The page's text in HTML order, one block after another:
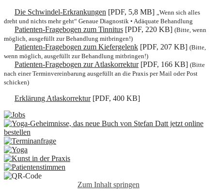
Die Schwindel-Erkrankungen [PDF, 5,8 MB]
„Wenn sich alles
dreht und nichts mehr geht“ Genaue Diagnostik • Adäquate Behandlung
Patienten-Fragebogen zum Tinnitus [PDF, 220 KB] (Bitte, wenn
möglich, ausgefüllt zur Behandlung mitbringen!)
Patienten-Fragebogen zum Kiefergelenk [PDF, 207 KB] (Bitte,
wenn möglich, ausgefüllt zur Behandlung mitbringen!)
Patienten-Fragebogen zur Atlaskorrektur[PDF, 166 KB] (Bitte
nach einer Terminvereinbarung ausgefüllt an die Praxis per Mail oder Post
schicken)
Erklärung Atlaskorrektur[PDF, 400 KB]
Zum Inhalt springen